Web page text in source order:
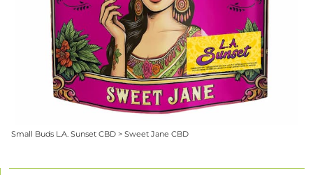
Small Buds L.A. Sunset CBD > Sweet Jane CBD